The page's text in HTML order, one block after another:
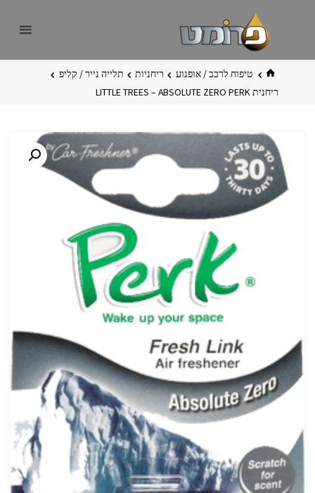
בית טיפוח לרכב / אופנוע ריחניות
תלייה נייר / קליפ
ריחנית PERK‏ ABSOLUTE ZERO – ‏LITTLE TREES